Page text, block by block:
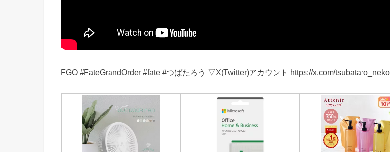
FGO #FateGrandOrder #fate #つばたろう ▽X(Twitter)アカウント https://x.com/tsubataro_neko.